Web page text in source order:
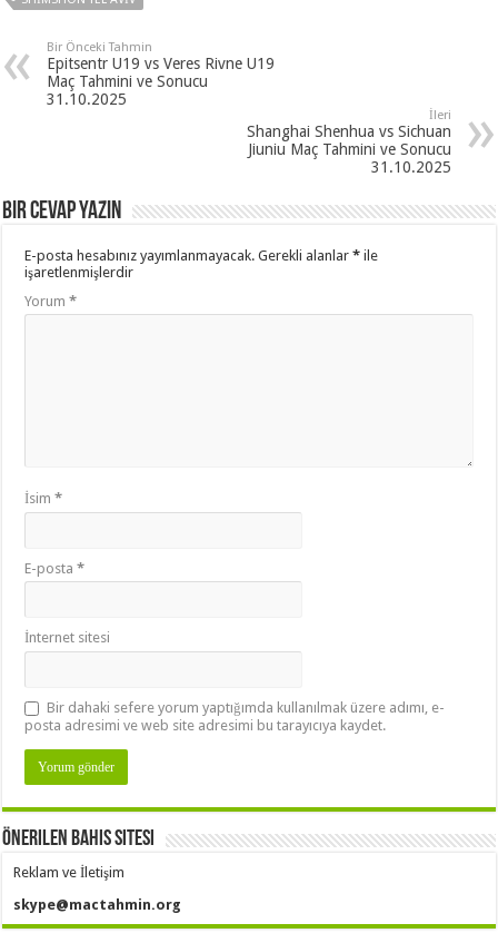
Bir Önceki Tahmin
Epitsentr U19 vs Veres Rivne U19
Maç Tahmini ve Sonucu
31.10.2025
İleri
Shanghai Shenhua vs Sichuan
Jiuniu Maç Tahmini ve Sonucu
31.10.2025
Bir cevap yazın
E-posta hesabınız yayımlanmayacak. Gerekli alanlar* ile
işaretlenmişlerdir
Yorum*
İsim*
E-posta*
İnternet sitesi
Bir dahaki sefere yorum yaptığımda kullanılmak üzere adımı, e-
posta adresimi ve web site adresimi bu tarayıcıya kaydet.
Önerilen Bahis Sitesi
Reklam ve İletişim
skype@mactahmin.org